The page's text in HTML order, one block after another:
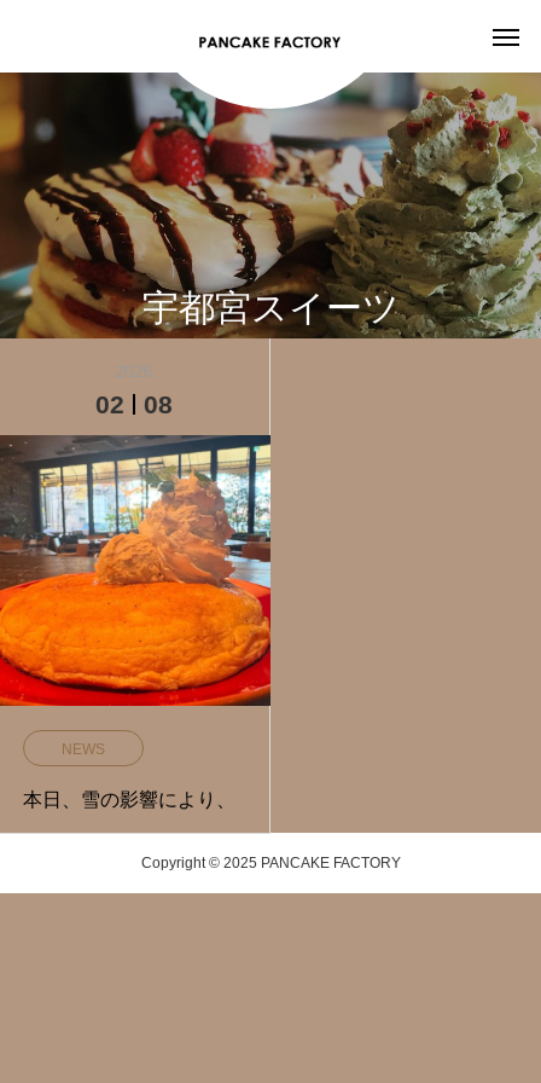
宇都宮スイーツ
2026
02 08
NEWS
本日、雪の影響により、
Copyright © 2025 PANCAKE FACTORY